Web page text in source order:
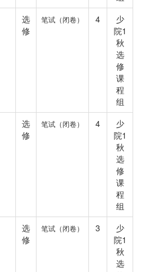
选
修
笔试（闭卷） 4
少
院1
秋
选
修
课
程
组
选
修
笔试（闭卷） 4
少
院1
秋
选
修
课
程
组
选
修
笔试（闭卷） 3
少
院1
秋
选